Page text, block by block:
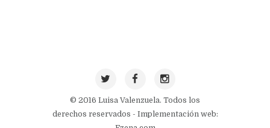
© 2016 Luisa Valenzuela. Todos los
derechos reservados - Implementación web: